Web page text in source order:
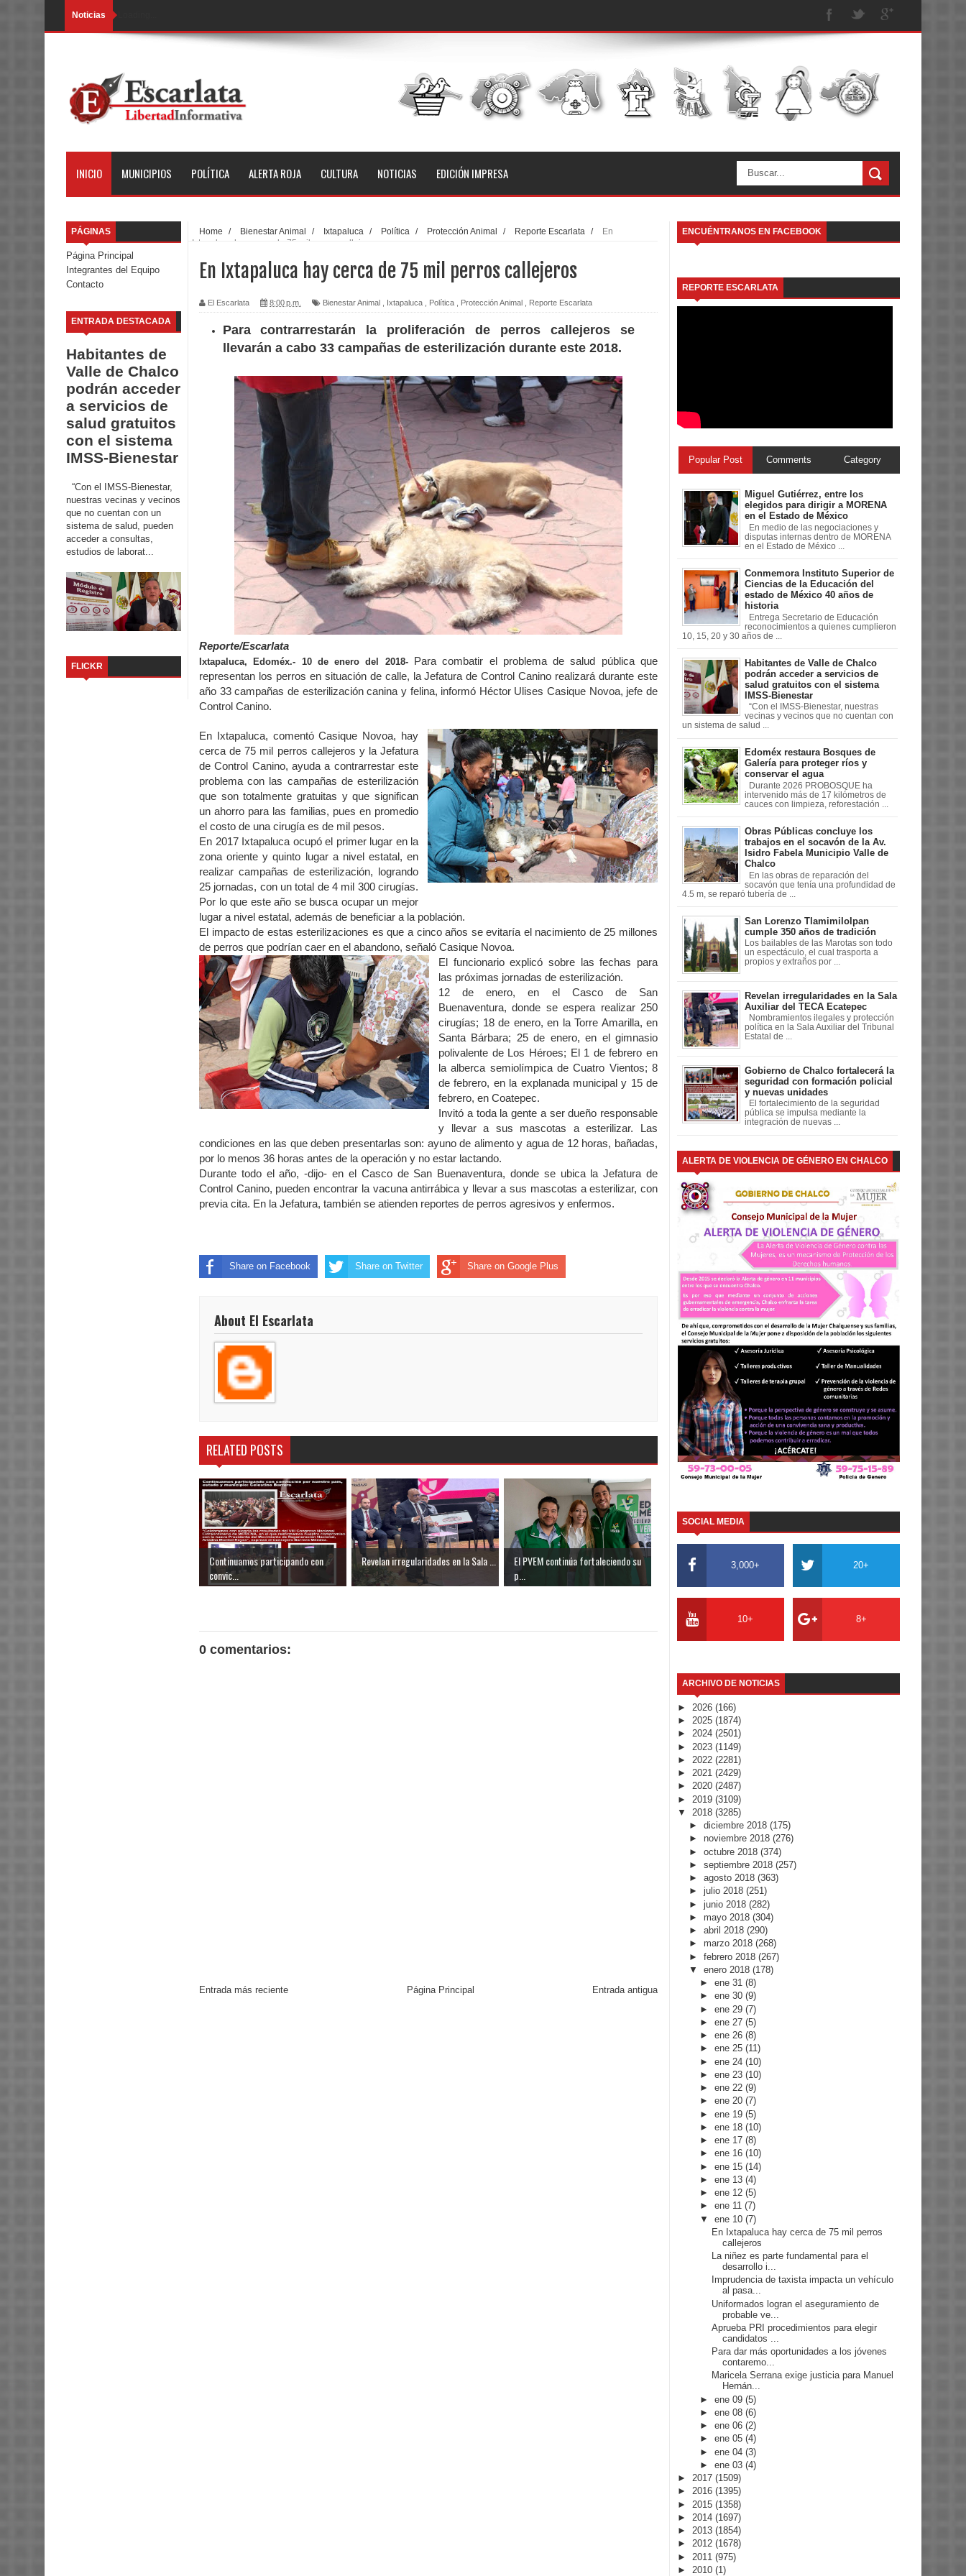
Noticias
INICIO MUNICIPIOS POLÍTICA ALERTA ROJA CULTURA NOTICIAS EDICIÓN IMPRESA
PÁGINAS
Página Principal
Integrantes del Equipo
Contacto
ENTRADA DESTACADA
Habitantes de
Valle de Chalco
podrán acceder
a servicios de
salud gratuitos
con el sistema
IMSS-Bienestar
“Con el IMSS-Bienestar,
nuestras vecinas y vecinos
que no cuentan con un
sistema de salud, pueden
acceder a consultas,
estudios de laborat...
FLICKR
Home / Bienestar Animal / Ixtapaluca / Política / Protección Animal / Reporte Escarlata /
En
Ixtapaluca hay cerca de 75 mil perros callejeros
En Ixtapaluca hay cerca de 75 mil perros callejeros
El Escarlata 8:00 p.m. Bienestar Animal Ixtapaluca Política Protección Animal Reporte Escarlata
Para contrarrestarán la proliferación de perros callejeros se
llevarán a cabo 33 campañas de esterilización durante este 2018.
Reporte/Escarlata
Ixtapaluca, Edoméx.- 10 de enero del 2018-
Para combatir el problema de salud pública que
representan los perros en situación de calle, la Jefatura de Control Canino realizará durante este
año 33 campañas de esterilización canina y felina, informó Héctor Ulises Casique Novoa, jefe de
Control Canino.
En Ixtapaluca, comentó Casique Novoa, hay
cerca de 75 mil perros callejeros y la Jefatura
de Control Canino, ayuda a contrarrestar este
problema con las campañas de esterilización
que son totalmente gratuitas y que significan
un ahorro para las familias, pues en promedio
el costo de una cirugía es de mil pesos.
En 2017 Ixtapaluca ocupó el primer lugar en la
zona oriente y quinto lugar a nivel estatal, en
realizar campañas de esterilización, logrando
25 jornadas, con un total de 4 mil 300 cirugías.
Por lo que este año se busca ocupar un mejor
lugar a nivel estatal, además de beneficiar a la población.
El impacto de estas esterilizaciones es que a cinco años se evitaría el nacimiento de 25 millones
de perros que podrían caer en el abandono, señaló Casique Novoa.
El funcionario explicó sobre las fechas para
las próximas jornadas de esterilización.
12 de enero, en el Casco de San
Buenaventura, donde se espera realizar 250
cirugías; 18 de enero, en la Torre Amarilla, en
Santa Bárbara; 25 de enero, en el gimnasio
polivalente de Los Héroes; El 1 de febrero en
la alberca semiolímpica de Cuatro Vientos; 8
de febrero, en la explanada municipal y 15 de
febrero, en Coatepec.
Invitó a toda la gente a ser dueño responsable
y llevar a sus mascotas a esterilizar. Las
condiciones en las que deben presentarlas son: ayuno de alimento y agua de 12 horas, bañadas,
por lo menos 36 horas antes de la operación y no estar lactando.
Durante todo el año, -dijo- en el Casco de San Buenaventura, donde se ubica la Jefatura de
Control Canino, pueden encontrar la vacuna antirrábica y llevar a sus mascotas a esterilizar, con
previa cita. En la Jefatura, también se atienden reportes de perros agresivos y enfermos.
Share on Facebook Share on Twitter Share on Google Plus
About El Escarlata
RELATED POSTS
Continuamos participando con
convic...
Revelan irregularidades en la Sala ...
El PVEM continúa fortaleciendo su
p...
0 comentarios:
Entrada más reciente Entrada antigua
Página Principal
ENCUÉNTRANOS EN FACEBOOK
REPORTE ESCARLATA
Popular Post Comments Category
Miguel Gutiérrez, entre los
elegidos para dirigir a MORENA
en el Estado de México
En medio de las negociaciones y
disputas internas dentro de MORENA
en el Estado de México ...
Conmemora Instituto Superior de
Ciencias de la Educación del
estado de México 40 años de
historia
Entrega Secretario de Educación
reconocimientos a quienes cumplieron
10, 15, 20 y 30 años de ...
Habitantes de Valle de Chalco
podrán acceder a servicios de
salud gratuitos con el sistema
IMSS-Bienestar
“Con el IMSS-Bienestar, nuestras
vecinas y vecinos que no cuentan con
un sistema de salud ...
Edoméx restaura Bosques de
Galería para proteger ríos y
conservar el agua
Durante 2026 PROBOSQUE ha
intervenido más de 17 kilómetros de
cauces con limpieza, reforestación ...
Obras Públicas concluye los
trabajos en el socavón de la Av.
Isidro Fabela Municipio Valle de
Chalco
En las obras de reparación del
socavón que tenía una profundidad de
4.5 m, se reparó tubería de ...
San Lorenzo Tlamimilolpan
cumple 350 años de tradición
Los bailables de las Marotas son todo
un espectáculo, el cual trasporta a
propios y extraños por ...
Revelan irregularidades en la Sala
Auxiliar del TECA Ecatepec
Nombramientos ilegales y protección
política en la Sala Auxiliar del Tribunal
Estatal de ...
Gobierno de Chalco fortalecerá la
seguridad con formación policial
y nuevas unidades
El fortalecimiento de la seguridad
pública se impulsa mediante la
integración de nuevas ...
ALERTA DE VIOLENCIA DE GÉNERO EN CHALCO
SOCIAL MEDIA
3,000+ 20+
10+ 8+
ARCHIVO DE NOTICIAS
► 2026 (166)
► 2025 (1874)
► 2024 (2501)
► 2023 (1149)
► 2022 (2281)
► 2021 (2429)
► 2020 (2487)
► 2019 (3109)
▼ 2018 (3285)
► diciembre 2018 (175)
► noviembre 2018 (276)
► octubre 2018 (374)
► septiembre 2018 (257)
► agosto 2018 (363)
► julio 2018 (251)
► junio 2018 (282)
► mayo 2018 (304)
► abril 2018 (290)
► marzo 2018 (268)
► febrero 2018 (267)
▼ enero 2018 (178)
►ene 31(8)
►ene 30(9)
►ene 29(7)
►ene 27(5)
►ene 26(8)
►ene 25(11)
►ene 24(10)
►ene 23(10)
►ene 22(9)
►ene 20(7)
►ene 19(5)
►ene 18(10)
►ene 17(8)
►ene 16(10)
►ene 15(14)
►ene 13(4)
►ene 12(5)
►ene 11(7)
▼ene 10(7)
En Ixtapaluca hay cerca de 75 mil perros
callejeros
La niñez es parte fundamental para el
desarrollo i...
Imprudencia de taxista impacta un vehículo
al pasa...
Uniformados logran el aseguramiento de
probable ve...
Aprueba PRI procedimientos para elegir
candidatos ...
Para dar más oportunidades a los jóvenes
contaremo...
Maricela Serrana exige justicia para Manuel
Hernán...
►ene 09(5)
►ene 08(6)
►ene 06(2)
►ene 05(4)
►ene 04(3)
►ene 03(4)
► 2017 (1509)
► 2016 (1395)
► 2015 (1358)
► 2014 (1697)
► 2013 (1854)
► 2012 (1678)
► 2011 (975)
► 2010 (1)